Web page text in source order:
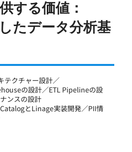
する価値：
たデータ分析基
テクチャー設計／
の設計／ETL Pipelineの設
ンスの設計
とLinage実装開発／PII情